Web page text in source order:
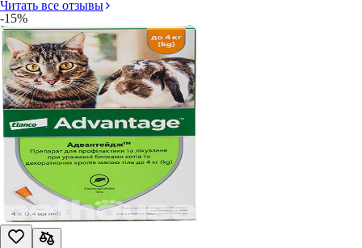
Читать все отзывы
-15%